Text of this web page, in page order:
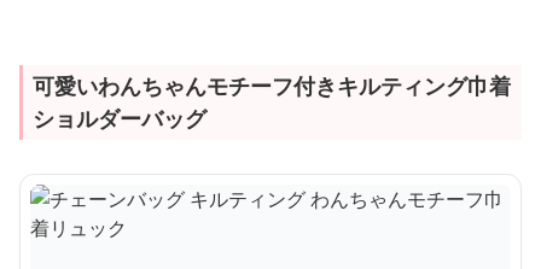
可愛いわんちゃんモチーフ付きキルティング巾着
ショルダーバッグ